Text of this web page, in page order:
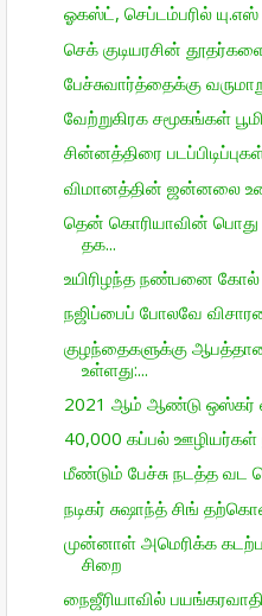
ஓகஸ்ட், செப்டம்பரில்
செக் குடியரசின்
பேச்சுவார்த்தைக்கு
வேற்றுகிரக சமூகங்கள்
சின்னத்திரை
விமானத்தின் ஜன்னலை
தென் கொரியாவின்
தக...
உயிரிழந்த நண்பனை
நஜிப்பைப் போலவே
குழந்தைகளுக்கு
உள்ளது:...
2021 ஆம் ஆண்டு ஒஸ்கர்
40,000 கப்பல் ஊழியர்கள்
மீண்டும் பேச்சு நடத்த வட
நடிகர் சுஷாந்த் சிங்
முன்னாள் அமெரிக்க
சிறை
நைஜீரியாவில்